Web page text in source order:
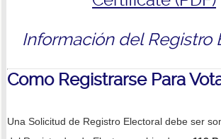
Información del Registro
Como Registrarse Para
Una Solicitud de Registro Electoral debe ser